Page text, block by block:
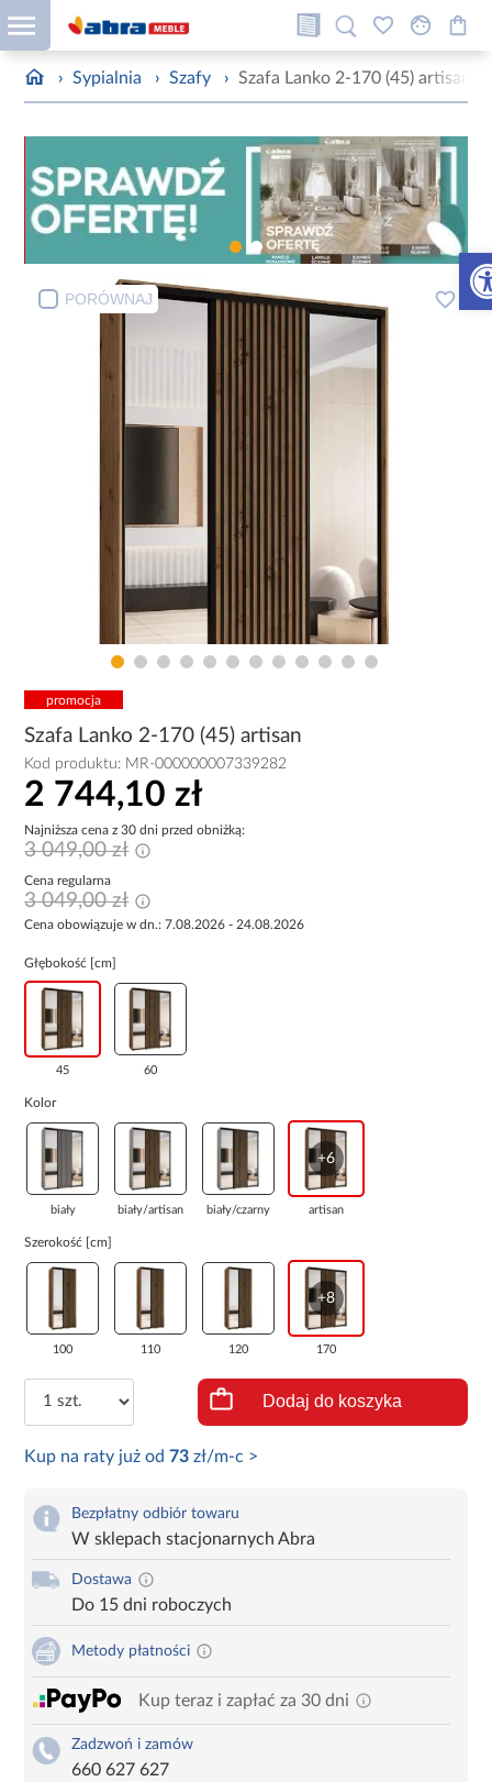
› Sypialnia › Szafy › Szafa Lanko 2-170 (45) artisan
PORÓWNAJ
promocja
Szafa Lanko 2-170 (45) artisan
Kod produktu: MR-000000007339282
2 744,10 zł
Najniższa cena z 30 dni przed obniżką:
3 049,00 zł
Cena regularna
3 049,00 zł
Cena obowiązuje w dn.: 7.08.2026 - 24.08.2026
Głębokość [cm]
45 60
Kolor
biały biały/artisan biały/czarny
+6
artisan
Szerokość [cm]
100 110 120
+8
170
Dodaj do koszyka
Kup na raty już od73 zł/m-c >
Bezpłatny odbiór towaru
W sklepach stacjonarnych Abra
Dostawa
Do 15 dni roboczych
Metody płatności
Kup teraz i zapłać za 30 dni
Zadzwoń i zamów
660 627 627